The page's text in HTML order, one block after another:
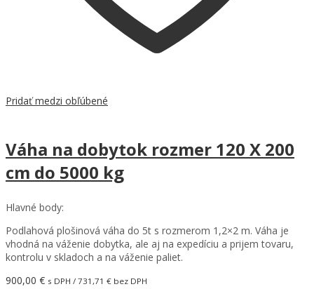
Pridať medzi obľúbené
Váha na dobytok rozmer 120 X 200
cm do 5000 kg
Hlavné body:
Podlahová plošinová váha do 5t s rozmerom 1,2×2 m. Váha je
vhodná na váženie dobytka, ale aj na expedíciu a prijem tovaru,
kontrolu v skladoch a na váženie paliet.
900,00 € s DPH / 731,71 € bez DPH